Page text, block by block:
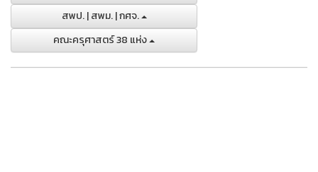
สพป. | สพม. | กศจ.
คณะครุศาสตร์ 38 แห่ง